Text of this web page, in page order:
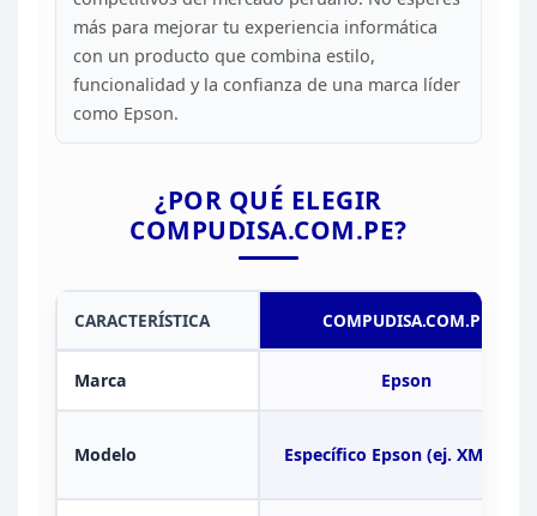
más para mejorar tu experiencia informática
con un producto que combina estilo,
funcionalidad y la confianza de una marca líder
como Epson.
¿POR QUÉ ELEGIR
COMPUDISA.COM.PE?
CARACTERÍSTICA COMPUDISA.COM.PE
Marca Epson
Modelo Específico Epson (ej. XM1250)